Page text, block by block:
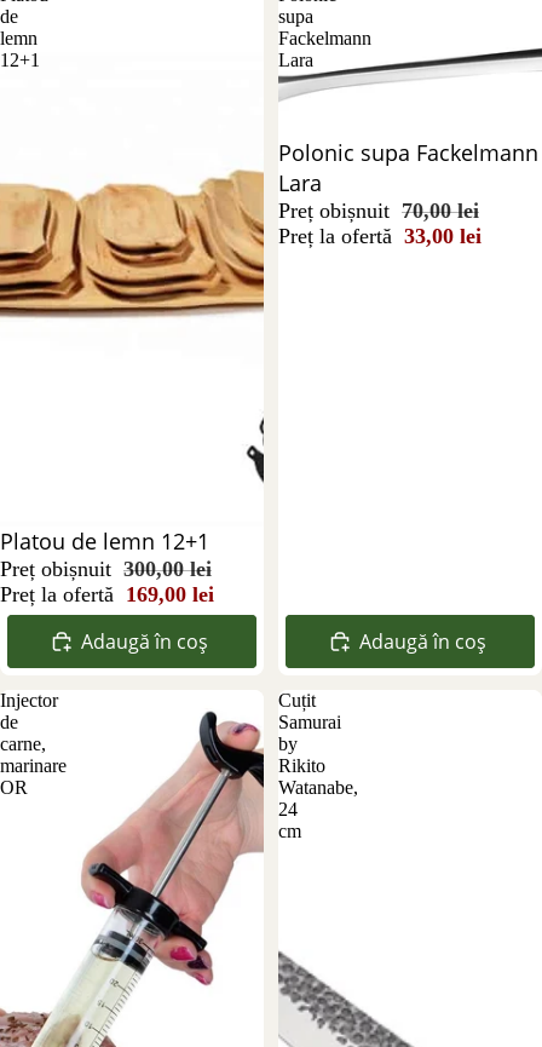
de
lemn
12+1
Reducere 44%
Platou de lemn 12+1
Preț obișnuit 300,00 lei
Preț la ofertă 169,00 lei
Adaugă în coș
supa
Fackelmann
Lara
Reducere 53%
Polonic supa Fackelmann
Lara
Preț obișnuit 70,00 lei
Preț la ofertă 33,00 lei
Adaugă în coș
Injector
de
carne,
marinare
OR
Cuțit
Samurai
by
Rikito
Watanabe,
24
cm